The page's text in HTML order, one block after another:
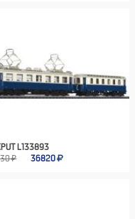
L133893
₽
36820